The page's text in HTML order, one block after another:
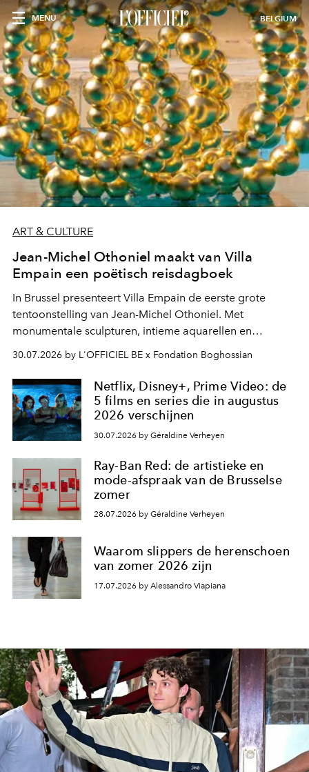
MENU BELGIUM
ART & CULTURE
Jean-Michel Othoniel maakt van Villa
Empain een poëtisch reisdagboek
In Brussel presenteert Villa Empain de eerste grote
tentoonstelling van Jean-Michel Othoniel. Met
monumentale sculpturen, intieme aquarellen en
fonkelend Murano-glas creëert de Franse kunstenaar
een emotionele reis waarin elk werk de herinnering
oproept aan een ontmoeting, een bestemming of een
moment van verwondering.
30.07.2026 by L'OFFICIEL BE x Fondation Boghossian
Netflix, Disney+, Prime Video: de
5 films en series die in augustus
2026 verschijnen
30.07.2026 by Géraldine Verheyen
Ray-Ban Red: de artistieke en
mode-afspraak van de Brusselse
zomer
28.07.2026 by Géraldine Verheyen
Waarom slippers de herenschoen
van zomer 2026 zijn
17.07.2026 by Alessandro Viapiana